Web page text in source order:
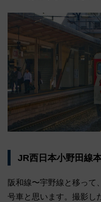
JR西日本小野田線
阪和線〜宇野線と移って
号車と思います。撮影し